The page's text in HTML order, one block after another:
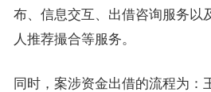
布、信息交互、出借咨询服务以
人推荐撮合等服务。
同时，案涉资金出借的流程为：